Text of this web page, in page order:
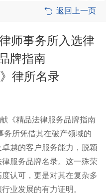
 返回上一页
师事务所入选律
牌指南
律所名录
《精品法律服务品牌指南
务所凭借其在破产领域的
越的客户服务能力，脱颖
服务品牌名录。这一殊荣
认可，更是对其在复杂多
业发展的有力证明。